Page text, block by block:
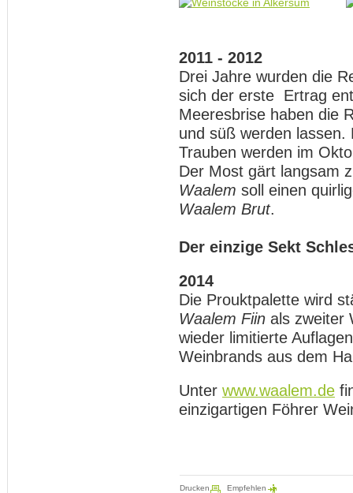
2011 - 2012
Drei Jahre wurden die
sich der erste Ertrag
Meeresbrise haben die
und süß werden lassen.
Trauben werden im
Der Most gärt langsam
Waalem soll einen
Waalem Brut.
Der einzige Sekt
2014
Die Prouktpalette wird
Waalem Fiin als zweiter
wieder limitierte
Weinbrands aus dem
Unter www.waalem.de
einzigartigen Föhrer
Drucken Empfehlen